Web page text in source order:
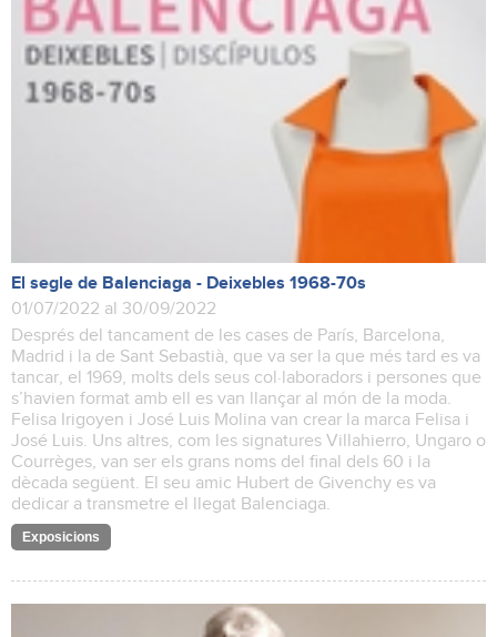
El segle de Balenciaga - Deixebles 1968-70s
01/07/2022 al 30/09/2022
Després del tancament de les cases de París, Barcelona,
Madrid i la de Sant Sebastià, que va ser la que més tard es va
tancar, el 1969, molts dels seus col·laboradors i persones que
s’havien format amb ell es van llançar al món de la moda.
Felisa Irigoyen i José Luis Molina van crear la marca Felisa i
José Luis. Uns altres, com les signatures Villahierro, Ungaro o
Courrèges, van ser els grans noms del final dels 60 i la
dècada següent. El seu amic Hubert de Givenchy es va
dedicar a transmetre el llegat Balenciaga.
Exposicions